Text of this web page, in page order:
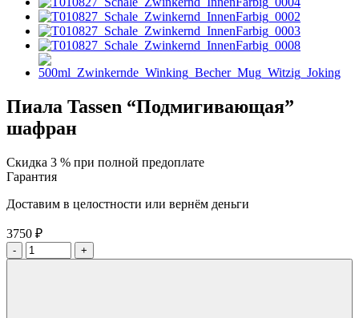
Пиала Tassen “Подмигивающая”
шафран
Скидка 3 % при полной предоплате
Гарантия
Доставим в целостности или вернём деньги
3750 ₽
- +